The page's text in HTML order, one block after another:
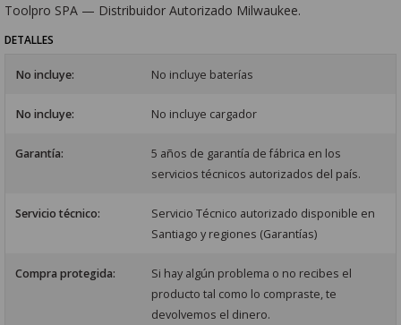
Toolpro SPA — Distribuidor Autorizado Milwaukee.
DETALLES
No incluye: No incluye baterías
No incluye: No incluye cargador
Garantía:
5 años de garantía de fábrica en los
servicios técnicos autorizados del país.
Servicio técnico:
Servicio Técnico autorizado disponible en
Santiago y regiones (Garantías)
Compra protegida:
Si hay algún problema o no recibes el
producto tal como lo compraste, te
devolvemos el dinero.